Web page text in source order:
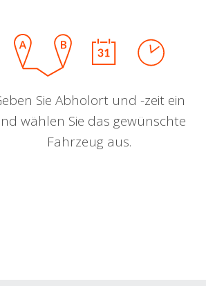
Sie Abholort und -zeit ein
wählen Sie das gewünschte
Fahrzeug aus.